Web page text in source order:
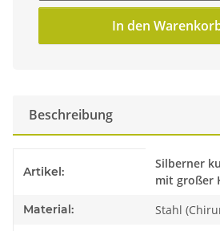
In den
Beschreibung
Artikel:
Silberner
mit großer
Material: Stahl